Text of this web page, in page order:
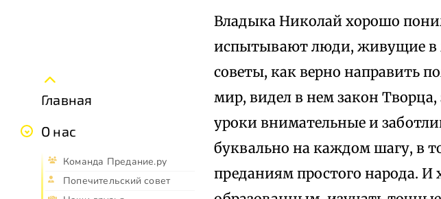
Главная
О нас
Команда Предание.ру
Попечительский совет
Владыка Николай хорошо
испытывают люди, живущие в
советы, как верно направить
мир, видел в нем закон
уроки внимательные и
буквально на каждом шагу, в
преданиям простого народа. И